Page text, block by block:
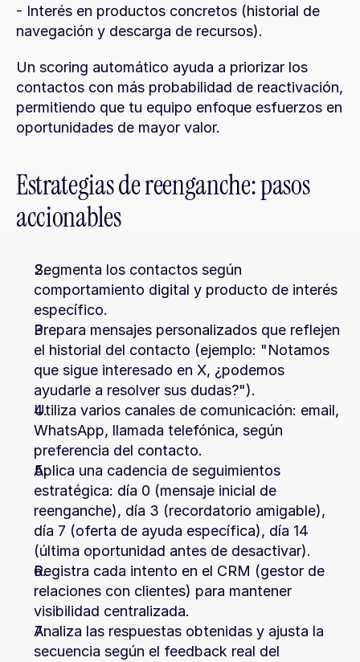
- Interés en productos concretos (historial de
navegación y descarga de recursos).
Un scoring automático ayuda a priorizar los
contactos con más probabilidad de reactivación,
permitiendo que tu equipo enfoque esfuerzos en
oportunidades de mayor valor.
Estrategias de reenganche: pasos
accionables
Segmenta los contactos según
comportamiento digital y producto de interés
específico.
Prepara mensajes personalizados que reflejen
el historial del contacto (ejemplo: "Notamos
que sigue interesado en X, ¿podemos
ayudarle a resolver sus dudas?").
Utiliza varios canales de comunicación: email,
WhatsApp, llamada telefónica, según
preferencia del contacto.
Aplica una cadencia de seguimientos
estratégica: día 0 (mensaje inicial de
reenganche), día 3 (recordatorio amigable),
día 7 (oferta de ayuda específica), día 14
(última oportunidad antes de desactivar).
Registra cada intento en el CRM (gestor de
relaciones con clientes) para mantener
visibilidad centralizada.
Analiza las respuestas obtenidas y ajusta la
secuencia según el feedback real del